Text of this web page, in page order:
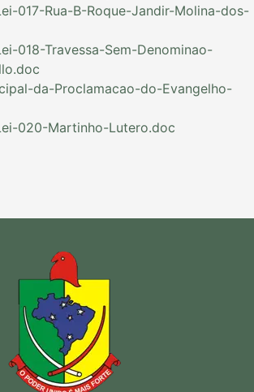
017-Rua-B-Roque-Jandir-Molina-dos-
018-Travessa-Sem-Denominao-
da-Proclamacao-do-Evangelho-
020-Martinho-Lutero.doc